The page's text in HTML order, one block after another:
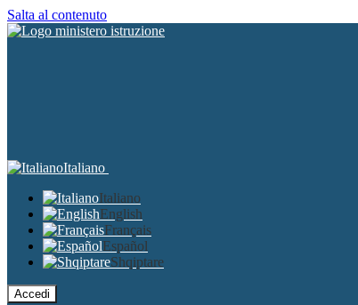
Salta al contenuto
Italiano
Italiano
English
Français
Español
Shqiptare
Accedi